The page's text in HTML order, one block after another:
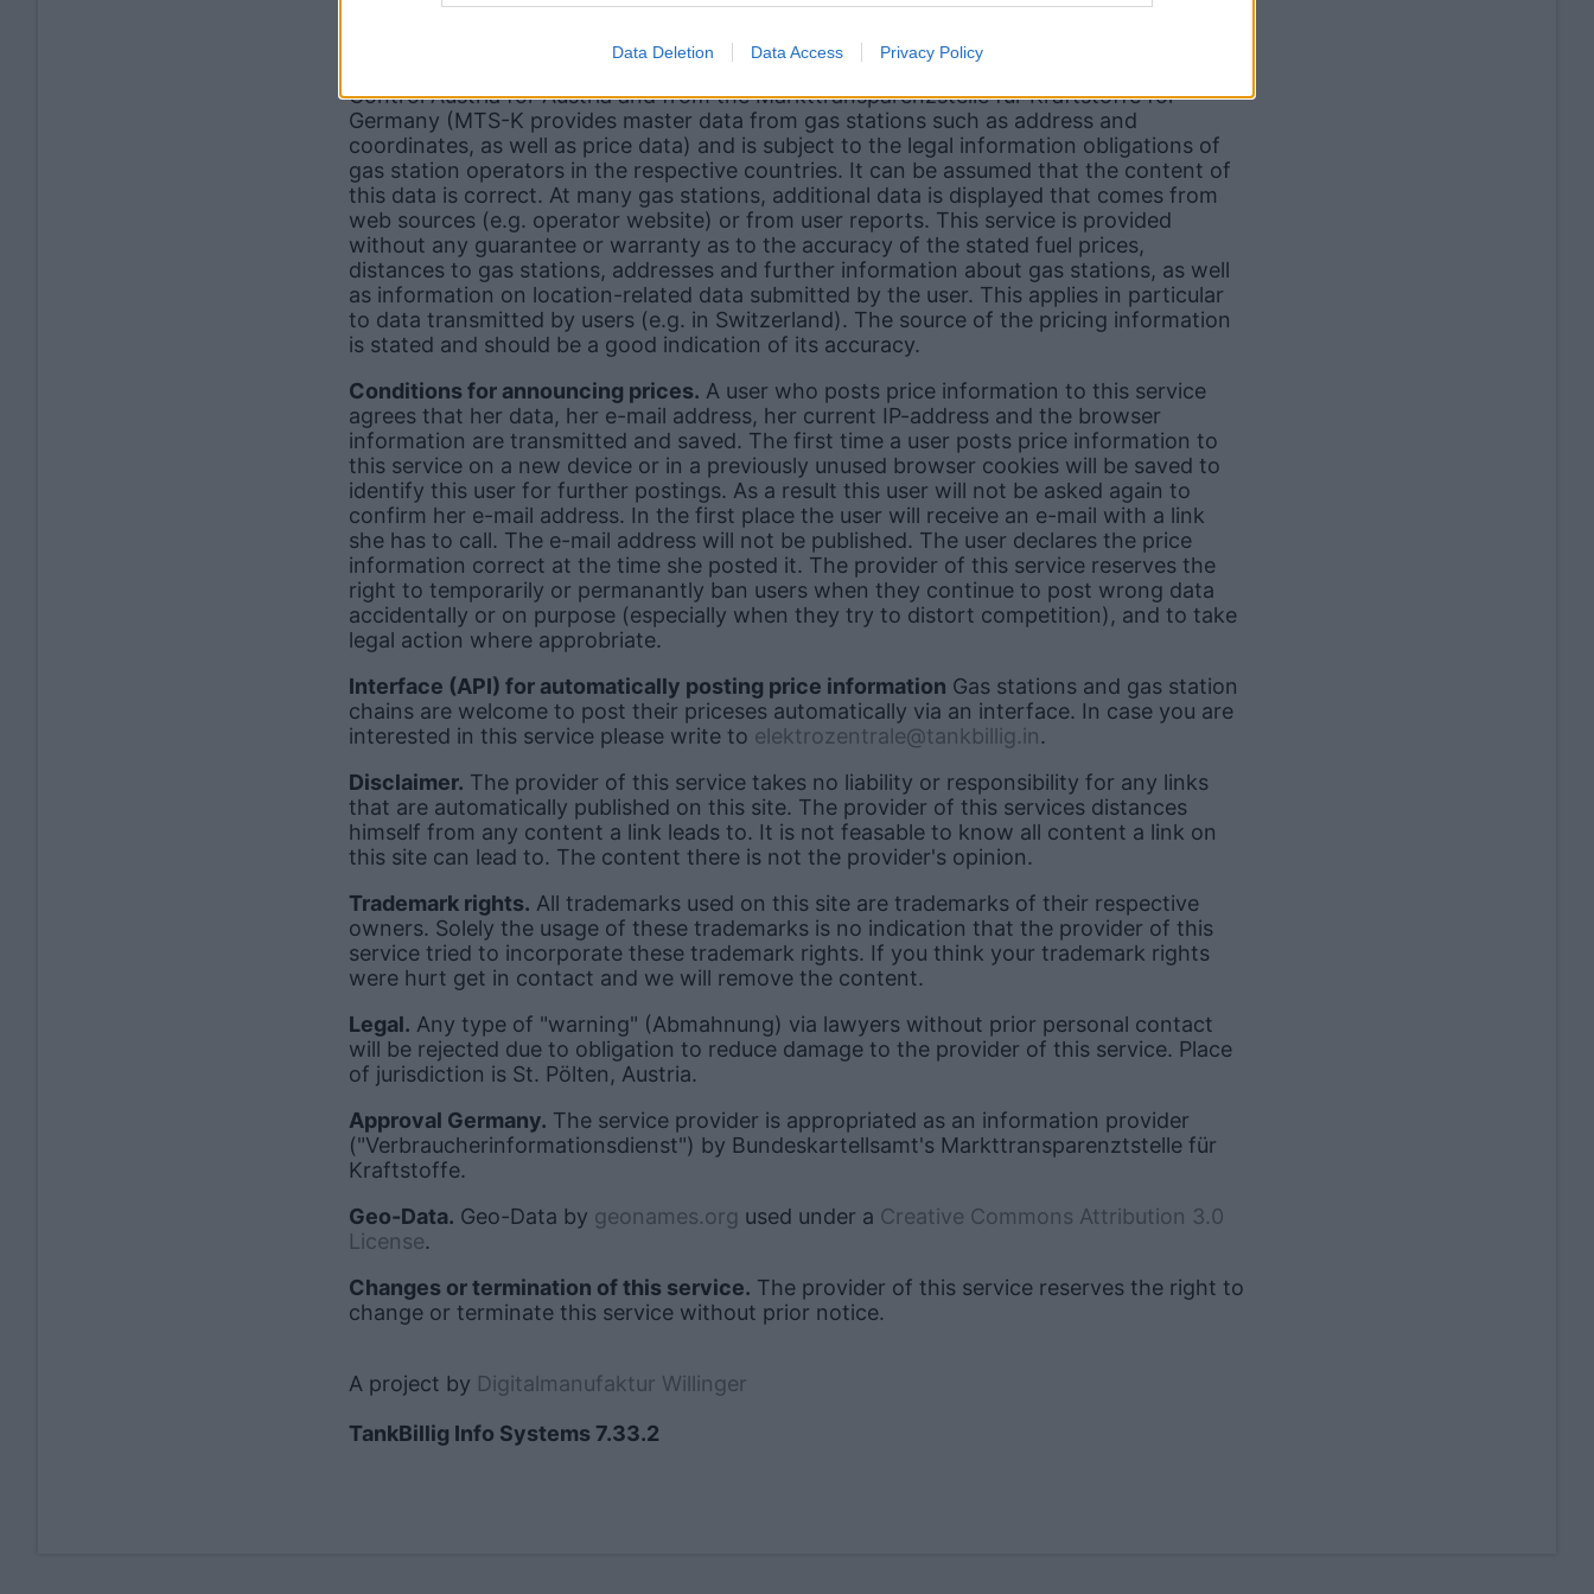
Data Deletion Data Access Privacy Policy
Control Austria for Austria and from the Markttransparenzstelle für Kraftstoffe for
Germany (MTS-K provides master data from gas stations such as address and
coordinates, as well as price data) and is subject to the legal information obligations of
gas station operators in the respective countries. It can be assumed that the content of
this data is correct. At many gas stations, additional data is displayed that comes from
web sources (e.g. operator website) or from user reports. This service is provided
without any guarantee or warranty as to the accuracy of the stated fuel prices,
distances to gas stations, addresses and further information about gas stations, as well
as information on location-related data submitted by the user. This applies in particular
to data transmitted by users (e.g. in Switzerland). The source of the pricing information
is stated and should be a good indication of its accuracy.
Conditions for announcing prices. A user who posts price information to this service
agrees that her data, her e-mail address, her current IP-address and the browser
information are transmitted and saved. The first time a user posts price information to
this service on a new device or in a previously unused browser cookies will be saved to
identify this user for further postings. As a result this user will not be asked again to
confirm her e-mail address. In the first place the user will receive an e-mail with a link
she has to call. The e-mail address will not be published. The user declares the price
information correct at the time she posted it. The provider of this service reserves the
right to temporarily or permanantly ban users when they continue to post wrong data
accidentally or on purpose (especially when they try to distort competition), and to take
legal action where approbriate.
Interface (API) for automatically posting price information Gas stations and gas station
chains are welcome to post their priceses automatically via an interface. In case you are
interested in this service please write to elektrozentrale@tankbillig.in.
Disclaimer. The provider of this service takes no liability or responsibility for any links
that are automatically published on this site. The provider of this services distances
himself from any content a link leads to. It is not feasable to know all content a link on
this site can lead to. The content there is not the provider's opinion.
Trademark rights. All trademarks used on this site are trademarks of their respective
owners. Solely the usage of these trademarks is no indication that the provider of this
service tried to incorporate these trademark rights. If you think your trademark rights
were hurt get in contact and we will remove the content.
Legal. Any type of "warning" (Abmahnung) via lawyers without prior personal contact
will be rejected due to obligation to reduce damage to the provider of this service. Place
of jurisdiction is St. Pölten, Austria.
Approval Germany. The service provider is appropriated as an information provider
("Verbraucherinformationsdienst") by Bundeskartellsamt's Markttransparenztstelle für
Kraftstoffe.
Geo-Data. Geo-Data by geonames.org used under a Creative Commons Attribution 3.0
License.
Changes or termination of this service. The provider of this service reserves the right to
change or terminate this service without prior notice.
A project by Digitalmanufaktur Willinger
TankBillig Info Systems 7.33.2